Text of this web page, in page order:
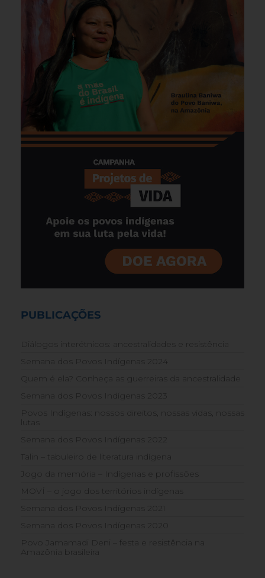
PUBLICAÇÕES
Diálogos interétnicos: ancestralidades e resistência
Semana dos Povos Indígenas 2024
Quem é ela? Conheça as guerreiras da ancestralidade
Semana dos Povos Indígenas 2023
Povos Indígenas: nossos direitos, nossas vidas, nossas
lutas
Semana dos Povos Indígenas 2022
Talin – tabuleiro de literatura indígena
Jogo da memória – Indígenas e profissões
MOVÍ – o jogo dos territórios indígenas
Semana dos Povos Indígenas 2021
Semana dos Povos Indígenas 2020
Povo Jamamadi Deni – festa e resistência na
Amazônia brasileira